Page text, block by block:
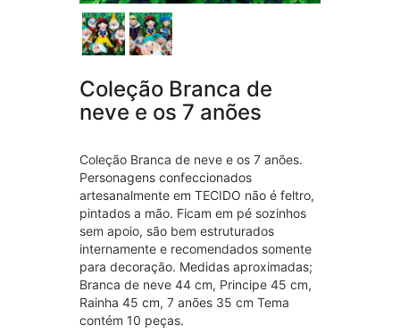
Coleção Branca de
neve e os 7 anões
Coleção Branca de neve e os 7 anões.
Personagens confeccionados
artesanalmente em TECIDO não é feltro,
pintados a mão. Ficam em pé sozinhos
sem apoio, são bem estruturados
internamente e recomendados somente
para decoração. Medidas aproximadas;
Branca de neve 44 cm, Principe 45 cm,
Rainha 45 cm, 7 anões 35 cm Tema
contém 10 peças.